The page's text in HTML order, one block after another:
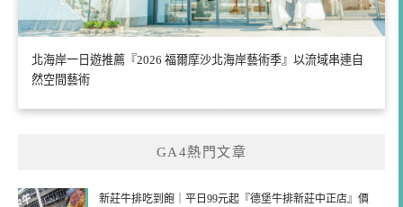
北海岸一日遊推薦『2026 福爾摩沙北海岸藝術季』以流域串連自
然空間藝術
GA4熱門文章
新莊牛排吃到飽｜平日99元起『德堡牛排新莊中正店』價